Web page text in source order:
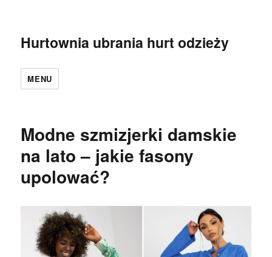
Hurtownia ubrania hurt odzieży
MENU
Modne szmizjerki damskie
na lato – jakie fasony
upolować?